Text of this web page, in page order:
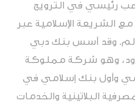
رئیسي في الترویج
الشریعة الإسلامیة عبر
وقد أسس بنك دبي
وھو شركة مملوكة
وأول بنك إسلامي في
البلاتینیة والخدمات